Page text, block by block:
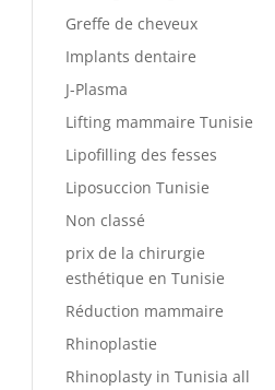
Greffe de cheveux
Implants dentaire
J-Plasma
Lifting mammaire Tunisie
Lipofilling des fesses
Liposuccion Tunisie
Non classé
prix de la chirurgie
esthétique en Tunisie
Réduction mammaire
Rhinoplastie
Rhinoplasty in Tunisia all